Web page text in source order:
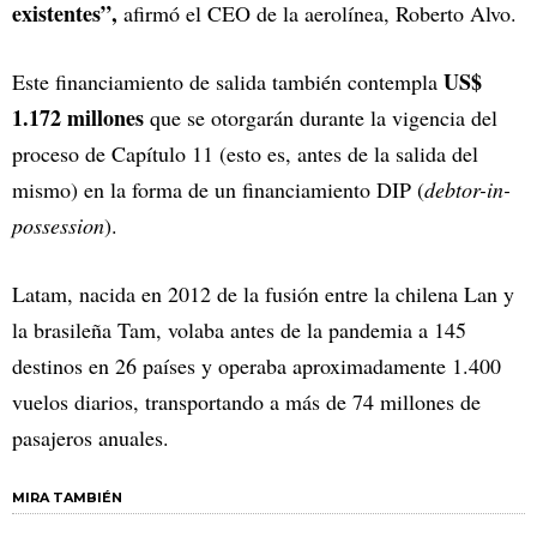
existentes”, afirmó el CEO de la aerolínea, Roberto Alvo.
Este financiamiento de salida también contempla US$
1.172 millones que se otorgarán durante la vigencia del
proceso de Capítulo 11 (esto es, antes de la salida del
mismo) en la forma de un financiamiento DIP (debtor-in-
possession).
Latam, nacida en 2012 de la fusión entre la chilena Lan y
la brasileña Tam, volaba antes de la pandemia a 145
destinos en 26 países y operaba aproximadamente 1.400
vuelos diarios, transportando a más de 74 millones de
pasajeros anuales.
MIRA TAMBIÉN